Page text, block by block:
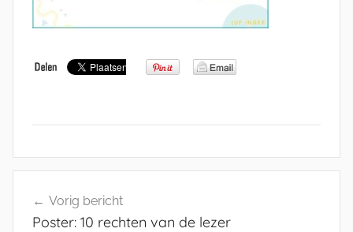
navigatie
Vorig bericht
Poster: 10 rechten van de lezer